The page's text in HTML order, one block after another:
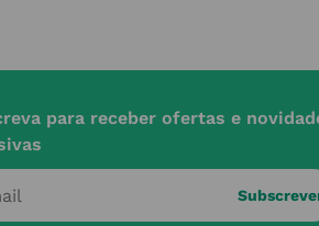
para receber ofertas e